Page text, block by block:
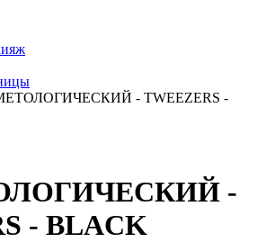
- TWEEZERS -
-
- BLACK